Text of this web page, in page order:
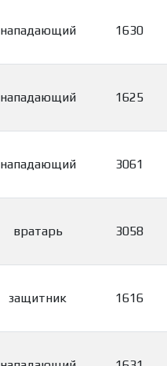
нападающий 1630
нападающий 1625
нападающий 3061
вратарь 3058
защитник 1616